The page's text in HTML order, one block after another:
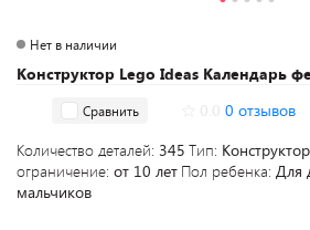
Конструктор Lego Ideas Календарь
Нет в наличии
Сравнить 0 отзывов
Количество деталей: 345 Тип: Конструктор
ограничение: от 10 лет Пол ребенка: Для
мальчиков